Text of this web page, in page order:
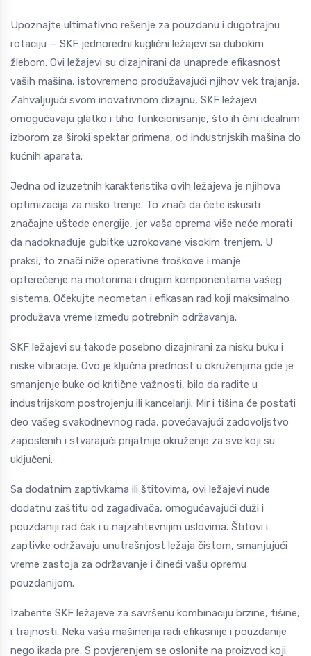
Upoznajte ultimativno rešenje za pouzdanu i dugotrajnu
rotaciju — SKF jednoredni kuglični ležajevi sa dubokim
žlebom. Ovi ležajevi su dizajnirani da unaprede efikasnost
vaših mašina, istovremeno produžavajući njihov vek trajanja.
Zahvaljujući svom inovativnom dizajnu, SKF ležajevi
omogućavaju glatko i tiho funkcionisanje, što ih čini idealnim
izborom za široki spektar primena, od industrijskih mašina do
kućnih aparata.
Jedna od izuzetnih karakteristika ovih ležajeva je njihova
optimizacija za nisko trenje. To znači da ćete iskusiti
značajne uštede energije, jer vaša oprema više neće morati
da nadoknađuje gubitke uzrokovane visokim trenjem. U
praksi, to znači niže operativne troškove i manje
opterećenje na motorima i drugim komponentama vašeg
sistema. Očekujte neometan i efikasan rad koji maksimalno
produžava vreme između potrebnih održavanja.
SKF ležajevi su takođe posebno dizajnirani za nisku buku i
niske vibracije. Ovo je ključna prednost u okruženjima gde je
smanjenje buke od kritične važnosti, bilo da radite u
industrijskom postrojenju ili kancelariji. Mir i tišina će postati
deo vašeg svakodnevnog rada, povećavajući zadovoljstvo
zaposlenih i stvarajući prijatnije okruženje za sve koji su
uključeni.
Sa dodatnim zaptivkama ili štitovima, ovi ležajevi nude
dodatnu zaštitu od zagađivača, omogućavajući duži i
pouzdaniji rad čak i u najzahtevnijim uslovima. Štitovi i
zaptivke održavaju unutrašnjost ležaja čistom, smanjujući
vreme zastoja za održavanje i čineći vašu opremu
pouzdanijom.
Izaberite SKF ležajeve za savršenu kombinaciju brzine, tišine,
i trajnosti. Neka vaša mašinerija radi efikasnije i pouzdanije
nego ikada pre. S povjerenjem se oslonite na proizvod koji